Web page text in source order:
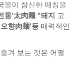
물이 참신한 매칭을
통'太肉麺 "돼지
고
오향肉麺'등 매력적인
겨 보는 것은 어떨